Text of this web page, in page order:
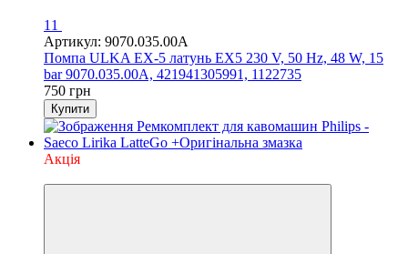
11
Артикул: 9070.035.00A
Помпа ULKA EX-5 латунь EX5 230 V, 50 Hz, 48 W, 15
bar 9070.035.00A, 421941305991, 1122735
750 грн
Купити
Акція